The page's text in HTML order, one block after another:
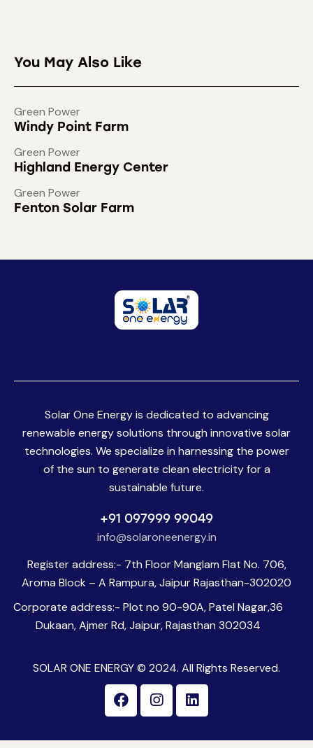
You May Also Like
Green Power
Windy Point Farm
Green Power
Highland Energy Center
Green Power
Fenton Solar Farm
Solar One Energy is dedicated to advancing
renewable energy solutions through innovative solar
technologies. We specialize in harnessing the power
of the sun to generate clean electricity for a
sustainable future.
+91 097999 99049
info@solaroneenergy.in
Register address:- 7th Floor Manglam Flat No. 706,
Aroma Block – A Rampura, Jaipur Rajasthan-302020
Corporate address:- Plot no 90-90A, Patel Nagar,36
Dukaan, Ajmer Rd, Jaipur, Rajasthan 302034
SOLAR ONE ENERGY © 2024. All Rights Reserved.